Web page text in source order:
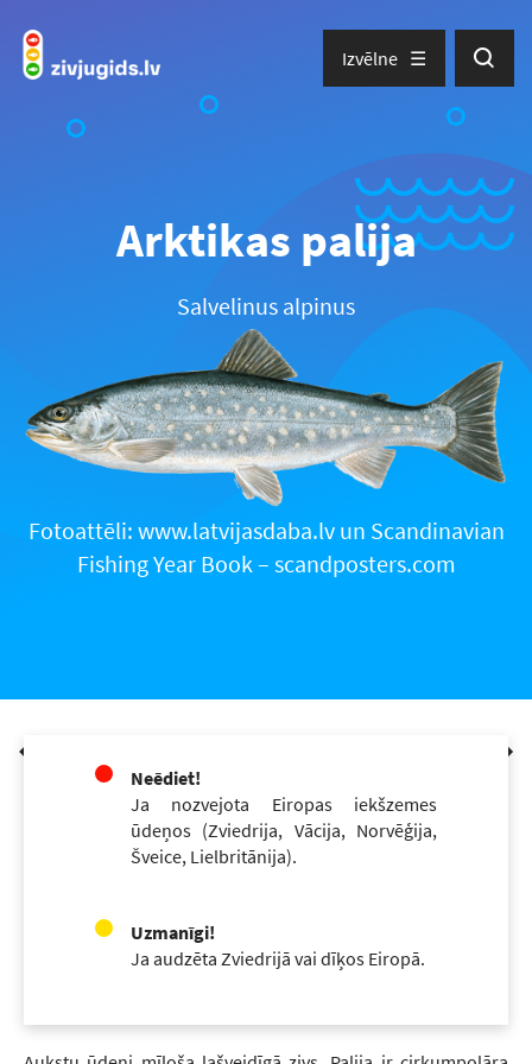
Izvēlne
Arktikas palija
Salvelinus alpinus
Fotoattēli: www.latvijasdaba.lv un Scandinavian
Fishing Year Book – scandposters.com
Neēdiet!
Ja nozvejota Eiropas iekšzemes
ūdeņos (Zviedrija, Vācija, Norvēģija,
Šveice, Lielbritānija).
Uzmanīgi!
Ja audzēta Zviedrijā vai dīķos Eiropā.